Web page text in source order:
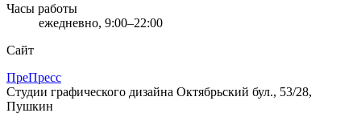
Часы работы
ежедневно, 9:00–22:00
Сайт
ПреПресс
Студии графического дизайна Октябрьский бул., 53/28,
Пушкин